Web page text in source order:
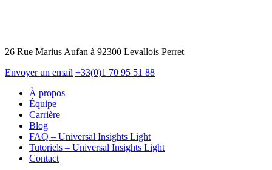
26 Rue Marius Aufan à 92300 Levallois Perret
Envoyer un email +33(0)1 70 95 51 88
À propos
Équipe
Carrière
Blog
FAQ – Universal Insights Light
Tutoriels – Universal Insights Light
Contact